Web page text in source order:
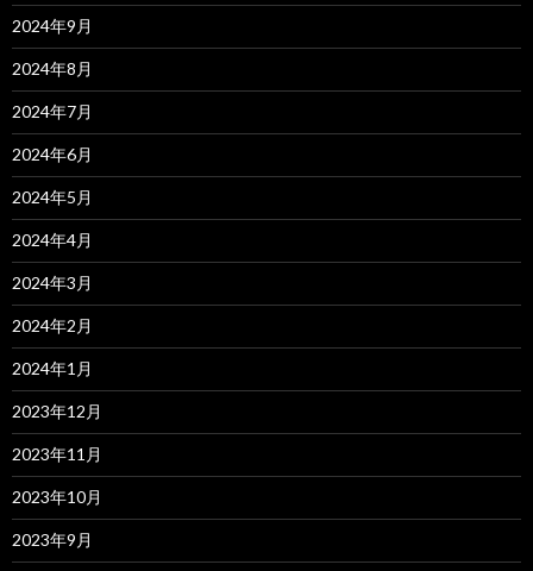
2024年9月
2024年8月
2024年7月
2024年6月
2024年5月
2024年4月
2024年3月
2024年2月
2024年1月
2023年12月
2023年11月
2023年10月
2023年9月